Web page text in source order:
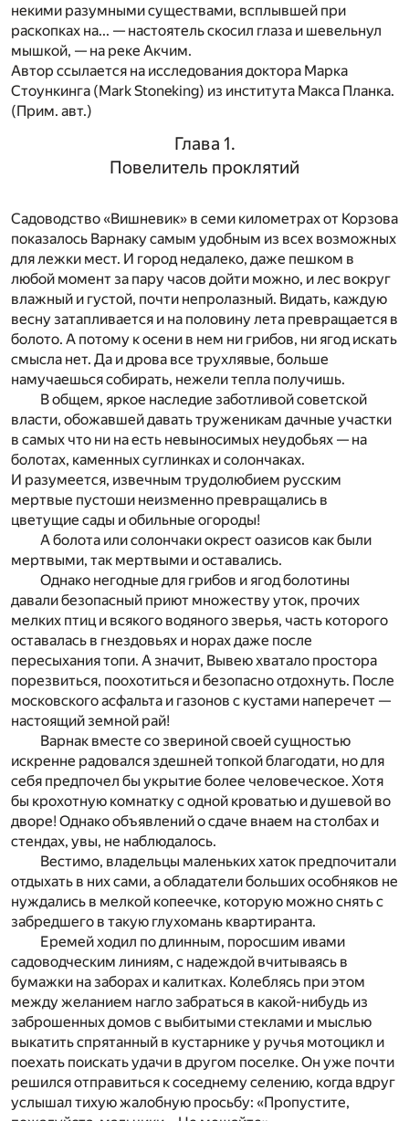
некими разумными существами, всплывшей при
раскопках на... — настоятель скосил глаза и шевельнул
мышкой, — на реке Акчим.
Автор ссылается на исследования доктора Марка
Стоункинга (Mark Stoneking) из института Макса Планка.
(Прим. авт.)
Глава 1.
Повелитель проклятий
Садоводство «Вишневик» в семи километрах от Корзова
показалось Варнаку самым удобным из всех возможных
для лежки мест. И город недалеко, даже пешком в
любой момент за пару часов дойти можно, и лес вокруг
влажный и густой, почти непролазный. Видать, каждую
весну затапливается и на половину лета превращается в
болото. А потому к осени в нем ни грибов, ни ягод искать
смысла нет. Да и дрова все трухлявые, больше
намучаешься собирать, нежели тепла получишь.
В общем, яркое наследие заботливой советской
власти, обожавшей давать труженикам дачные участки
в самых что ни на есть невыносимых неудобьях — на
болотах, каменных суглинках и солончаках.
И разумеется, извечным трудолюбием русским
мертвые пустоши неизменно превращались в
цветущие сады и обильные огороды!
А болота или солончаки окрест оазисов как были
мертвыми, так мертвыми и оставались.
Однако негодные для грибов и ягод болотины
давали безопасный приют множеству уток, прочих
мелких птиц и всякого водяного зверья, часть которого
оставалась в гнездовьях и норах даже после
пересыхания топи. А значит, Вывею хватало простора
порезвиться, поохотиться и безопасно отдохнуть. После
московского асфальта и газонов с кустами наперечет —
настоящий земной рай!
Варнак вместе со звериной своей сущностью
искренне радовался здешней топкой благодати, но для
себя предпочел бы укрытие более человеческое. Хотя
бы крохотную комнатку с одной кроватью и душевой во
дворе! Однако объявлений о сдаче внаем на столбах и
стендах, увы, не наблюдалось.
Вестимо, владельцы маленьких хаток предпочитали
отдыхать в них сами, а обладатели больших особняков не
нуждались в мелкой копеечке, которую можно снять с
забредшего в такую глухомань квартиранта.
Еремей ходил по длинным, поросшим ивами
садоводческим линиям, с надеждой вчитываясь в
бумажки на заборах и калитках. Колеблясь при этом
между желанием нагло забраться в какой-нибудь из
заброшенных домов с выбитыми стеклами и мыслью
выкатить спрятанный в кустарнике у ручья мотоцикл и
поехать поискать удачи в другом поселке. Он уже почти
решился отправиться к соседнему селению, когда вдруг
услышал тихую жалобную просьбу: «Пропустите,